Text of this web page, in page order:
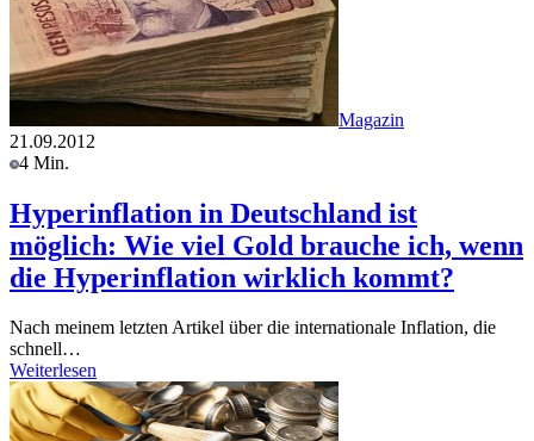
Magazin
21.09.2012
4 Min.
Hyperinflation in Deutschland ist
möglich: Wie viel Gold brauche ich, wenn
die Hyperinflation wirklich kommt?
Nach meinem letzten Artikel über die internationale Inflation, die
schnell…
Weiterlesen